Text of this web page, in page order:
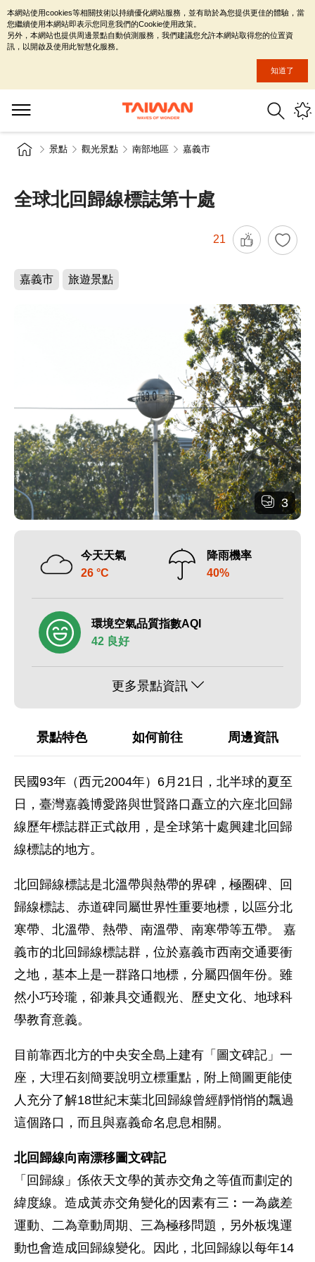
景點 觀光景點 南部地區 嘉義市
全球北回歸線標誌第十處
21
嘉義市 旅遊景點
3
今天天氣
26 °C
降雨機率
40%
環境空氣品質指數AQI
42 良好
更多景點資訊
景點特色 如何前往 周邊資訊
民國93年（西元2004年）6月21日，北半球的夏至
日，臺灣嘉義博愛路與世賢路口矗立的六座北回歸
線歷年標誌群正式啟用，是全球第十處興建北回歸
線標誌的地方。
北回歸線標誌是北溫帶與熱帶的界碑，極圈碑、回
歸線標誌、赤道碑同屬世界性重要地標，以區分北
寒帶、北溫帶、熱帶、南溫帶、南寒帶等五帶。 嘉
義市的北回歸線標誌群，位於嘉義市西南交通要衝
之地，基本上是一群路口地標，分屬四個年份。雖
然小巧玲瓏，卻兼具交通觀光、歷史文化、地球科
學教育意義。
目前靠西北方的中央安全島上建有「圖文碑記」一
座，大理石刻簡要說明立標重點，附上簡圖更能使
人充分了解18世紀末葉北回歸線曾經靜悄悄的飄過
這個路口，而且與嘉義命名息息相關。
北回歸線向南漂移圖文碑記
「回歸線」係依天文學的黃赤交角之等值而劃定的
緯度線。造成黃赤交角變化的因素有三︰一為歲差
運動、二為章動周期、三為極移問題，另外板塊運
動也會造成回歸線變化。因此，北回歸線以每年14
本網站使用cookies等相關技術以持續優化網站服務，並有助於為您提供更佳的體驗，當
您繼續使用本網站即表示您同意我們的Cookie使用政策。
另外，本網站也提供周邊景點自動偵測服務，我們建議您允許本網站取得您的位置資
訊，以開啟及使用此智慧化服務。
知道了